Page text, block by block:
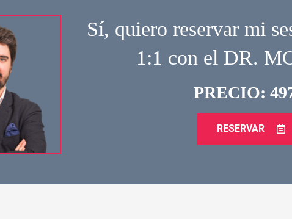
Sí, quiero reservar mi
1:1 con el DR.
PRECIO:
RESERVAR